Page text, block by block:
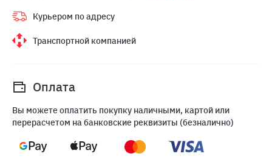
Курьером по адресу
Транспортной компанией
Оплата
Вы можете оплатить покупку наличными, картой или
перерасчетом на банковские реквизиты (безналично)